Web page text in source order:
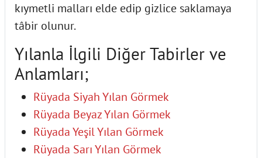
kıymetli malları elde edip gizlice saklamaya
tâbir olunur.
Yılanla İlgili Diğer Tabirler ve
Anlamları;
Rüyada Siyah Yılan Görmek
Rüyada Beyaz Yılan Görmek
Rüyada Yeşil Yılan Görmek
Rüyada Sarı Yılan Görmek